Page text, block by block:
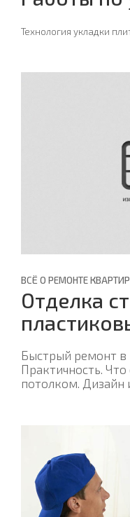
Технология укладки
ВСЁ О РЕМОНТЕ КВАРТИР
Отделка
Быстрый ремонт в
Практичность.
потолком. Дизайн